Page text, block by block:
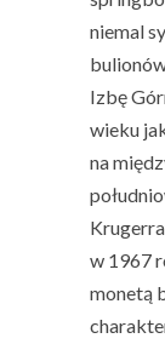
niemal
Izbę
wieku
na
w 1967
monetą